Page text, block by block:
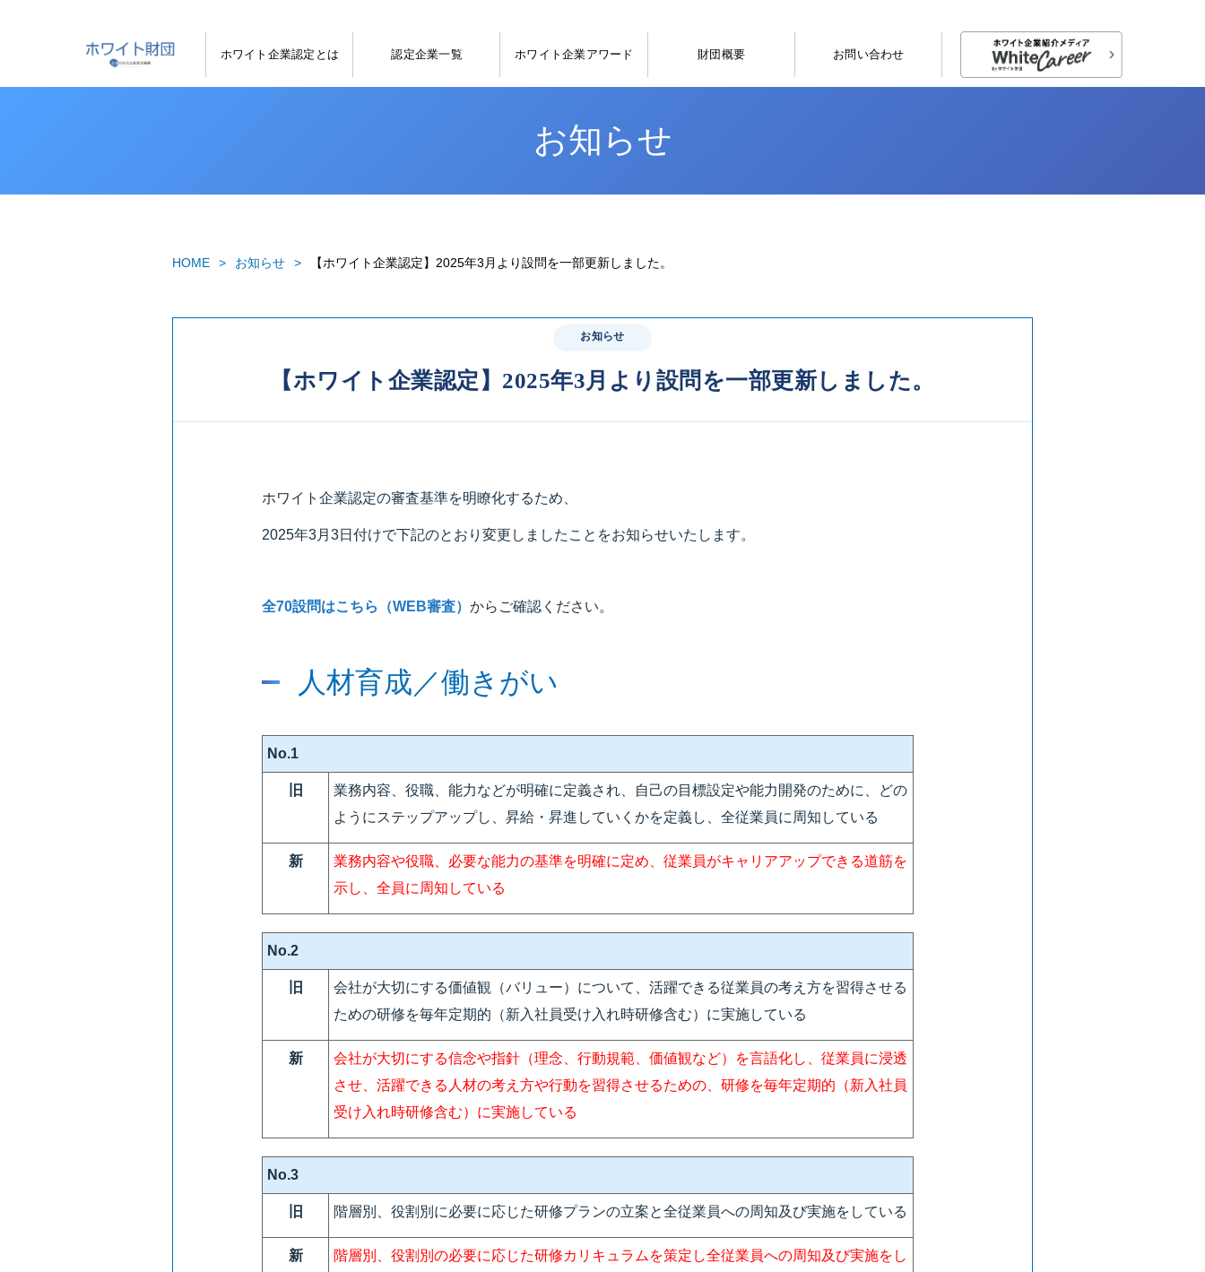
ホワイト企業認定とは 認定企業一覧 ホワイト企業アワード 財団概要 お問い合わせ
お知らせ
HOME お知らせ 【ホワイト企業認定】2025年3月より設問を一部更新しました。
お知らせ
【ホワイト企業認定】2025年3月より設問を一部更新しました。
ホワイト企業認定の審査基準を明瞭化するため、
2025年3月3日付けで下記のとおり変更しましたことをお知らせいたします。
全70設問はこちら（WEB審査） からご確認ください。
人材育成／働きがい
No.1
旧
業務内容、役職、能力などが明確に定義され、自己の目標設定や能力開発のために、どの
ようにステップアップし、昇給・昇進していくかを定義し、全従業員に周知している
新
業務内容や役職、必要な能力の基準を明確に定め、従業員がキャリアアップできる道筋を
示し、全員に周知している
No.2
旧
会社が大切にする価値観（バリュー）について、活躍できる従業員の考え方を習得させる
ための研修を毎年定期的（新入社員受け入れ時研修含む）に実施している
新
会社が大切にする信念や指針（理念、行動規範、価値観など）を言語化し、従業員に浸透
させ、活躍できる人材の考え方や行動を習得させるための、研修を毎年定期的（新入社員
受け入れ時研修含む）に実施している
No.3
旧 階層別、役割別に必要に応じた研修プランの立案と全従業員への周知及び実施をしている
新
階層別、役割別の必要に応じた研修カリキュラムを策定し全従業員への周知及び実施をし